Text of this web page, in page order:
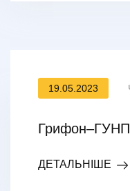
19.05.2023
Грифон–ГУНП-
ДЕТАЛЬНІШЕ